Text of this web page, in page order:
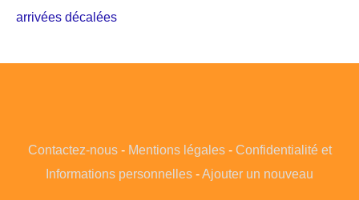
arrivées décalées
Contactez-nous- Mentions légales- Confidentialité et
Informations personnelles -Ajouter un nouveau